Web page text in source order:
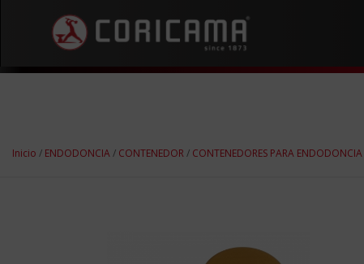
Inicio / ENDODONCIA/ CONTENEDOR / CONTENEDORES PARA ENDODONCIA